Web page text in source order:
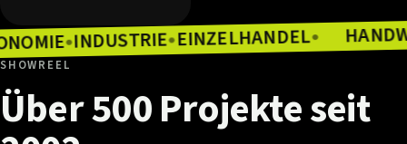
GASTRONOMIE●INDUSTRIE●EINZELHANDEL●
SHOWREEL
Über500Projekteseit